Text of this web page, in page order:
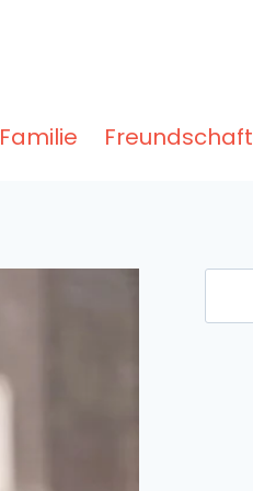
Familie Freundschaft